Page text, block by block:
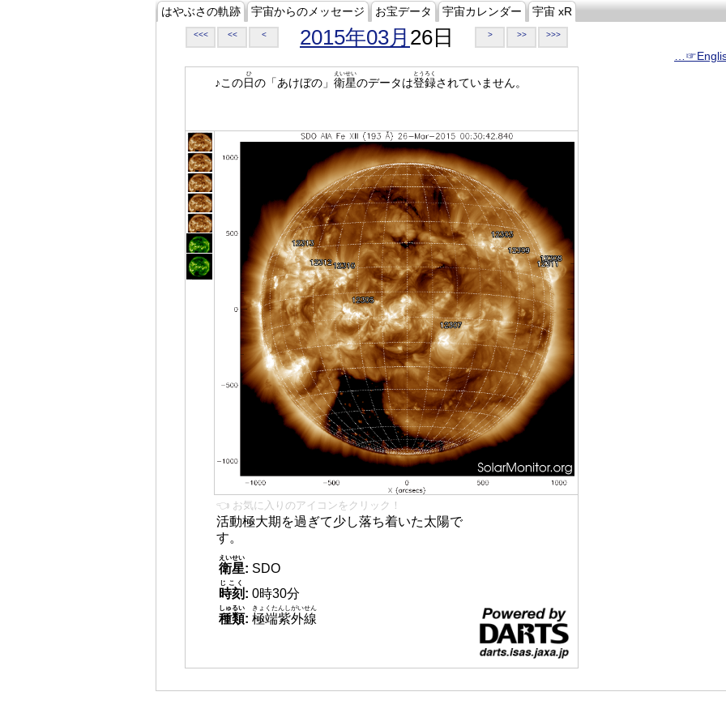
はやぶさの軌跡 宇宙からのメッセージ お宝データ 宇宙カレンダー 宇宙 xR
<<< << < 2015年03月 26日 > >> >>>
♪この日
ひ
の「あけぼの」 衛星
えいせい
のデータは登録
とうろく
されていません。
👈 お気に入りのアイコンをクリック！
活動極大期を過ぎて少し落ち着いた太陽で
す。
衛星
えいせい
: SDO
時刻
じこく
: 0時30分
種類
しゅるい
: 極端紫外線
きょくたんしがいせん